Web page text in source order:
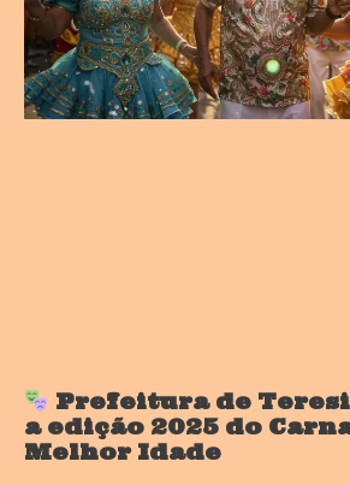
Prefeitura de
a edição 2025 do
Melhor Idade